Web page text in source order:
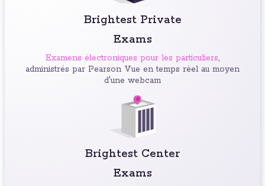
Brightest Private
Exams
Examens électroniques pour les particuliers,
administrés par Pearson Vue en temps réel au moyen
d'une webcam
Brightest Center
Exams